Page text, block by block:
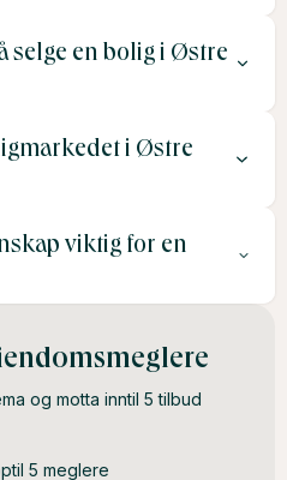
meglere, les
megler med erfaring fra
selge en bolig i Østre
og sesong, men
aktive periodene.
i Østre
etter eneboliger,
med fokus på nærhet til
viktig for en
sin innsikt i markedet til å
sikre et raskt og lønnsomt
og motta inntil 5 tilbud
5 meglere